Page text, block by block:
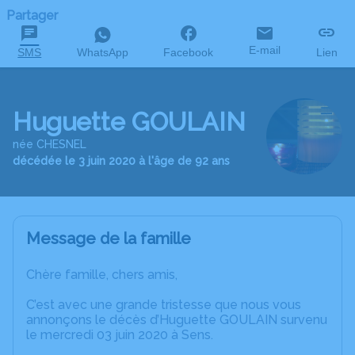
Partager
SMS WhatsApp Facebook E-mail Lien
Huguette GOULAIN
née CHESNEL
décédée le 3 juin 2020 à l'âge de 92 ans
Message de la famille
Chère famille, chers amis,
C’est avec une grande tristesse que nous vous
annonçons le décès d’Huguette GOULAIN survenu
le mercredi 03 juin 2020 à Sens.